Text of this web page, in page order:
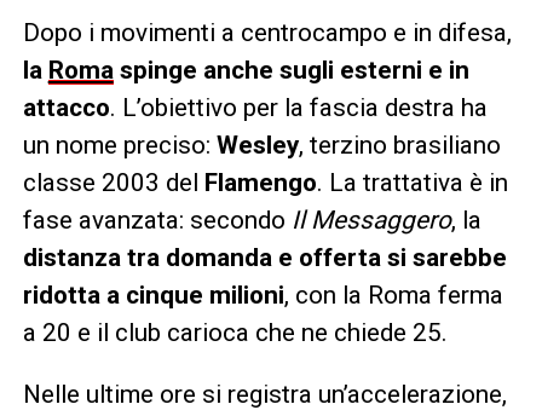
Dopo i movimenti a centrocampo e in difesa,
la Roma spinge anche sugli esterni e in
attacco. L’obiettivo per la fascia destra ha
un nome preciso: Wesley, terzino brasiliano
classe 2003 del Flamengo. La trattativa è in
fase avanzata: secondo Il Messaggero, la
distanza tra domanda e offerta si sarebbe
ridotta a cinque milioni, con la Roma ferma
a 20 e il club carioca che ne chiede 25.
Nelle ultime ore si registra un’accelerazione,